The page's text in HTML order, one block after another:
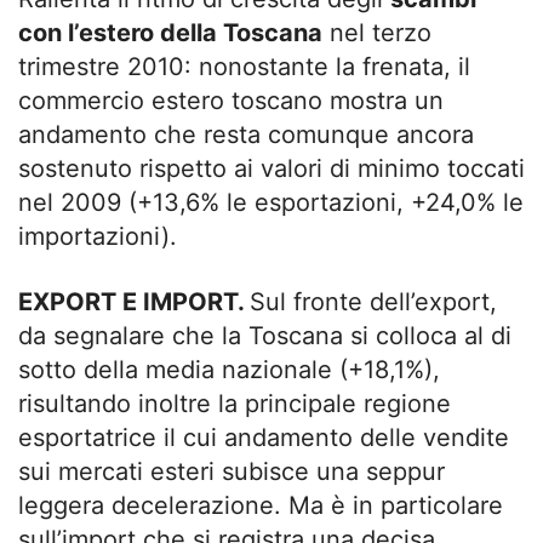
con l’estero della Toscana nel terzo
trimestre 2010: nonostante la frenata, il
commercio estero toscano mostra un
andamento che resta comunque ancora
sostenuto rispetto ai valori di minimo toccati
nel 2009 (+13,6% le esportazioni, +24,0% le
importazioni).
EXPORT E IMPORT. Sul fronte dell’export,
da segnalare che la Toscana si colloca al di
sotto della media nazionale (+18,1%),
risultando inoltre la principale regione
esportatrice il cui andamento delle vendite
sui mercati esteri subisce una seppur
leggera decelerazione. Ma è in particolare